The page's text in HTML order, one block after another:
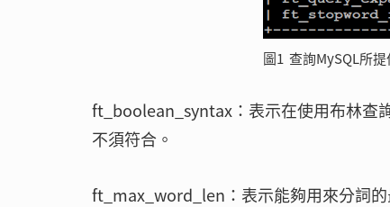
圖1 查詢MySQL所
ft_boolean_syntax：表示在使用布林查
不須符合。
ft_max_word_len：表示能夠用來分詞